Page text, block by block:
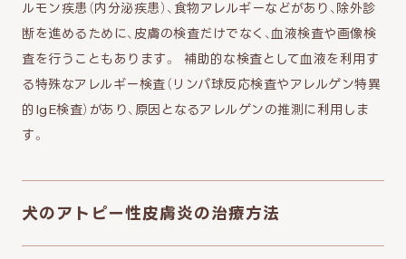
ルモン疾患（内分泌疾患）、食物アレルギーなどがあり、除外診
断を進めるために、皮膚の検査だけでなく、血液検査や画像検
査を行うこともあります。 補助的な検査として血液を利用す
る特殊なアレルギー検査（リンパ球反応検査やアレルゲン特異
的IgE検査）があり、原因となるアレルゲンの推測に利用しま
す。
犬のアトピー性皮膚炎の治療方法